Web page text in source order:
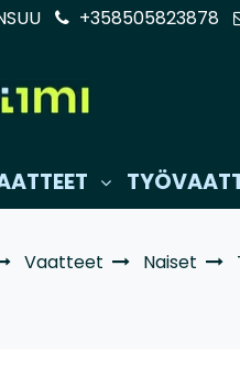
+358505823878
Vaatteet Naiset